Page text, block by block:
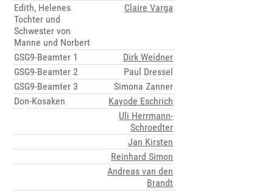
Edith, Helenes
Tochter und
Schwester von
Manne und Norbert
Claire Varga
GSG9-Beamter 1
Dirk Weidner
GSG9-Beamter 2
Paul Dressel
GSG9-Beamter 3
Simona Zanner
Don-Kosaken
Kayode Eschrich
Uli Herrmann-
Schroedter
Jan Kirsten
Reinhard Simon
Andreas van den
Brandt